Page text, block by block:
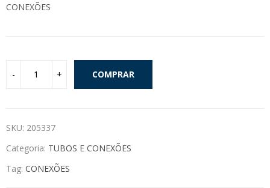
CONEXÕES
COMPRAR
SKU: 205337
Categoria: TUBOS E CONEXÕES
Tag: CONEXÕES